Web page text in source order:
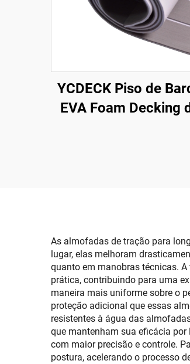
YCDECK Piso de
EVA Foam Decking
Suporte do Leme,
de RV
As almofadas de tração para
lugar, elas melhoram
quanto em manobras técnicas.
prática, contribuindo para uma
maneira mais uniforme sobre o
proteção adicional que essas
resistentes à água das
que mantenham sua eficácia
com maior precisão e controle.
postura, acelerando o processo